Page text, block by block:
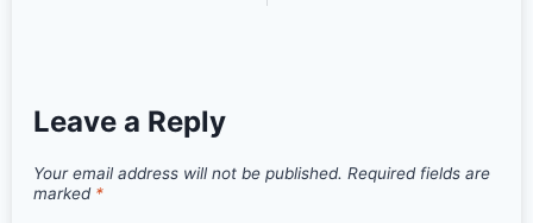
Leave a Reply
Your email address will not be published. Required fields are
marked *